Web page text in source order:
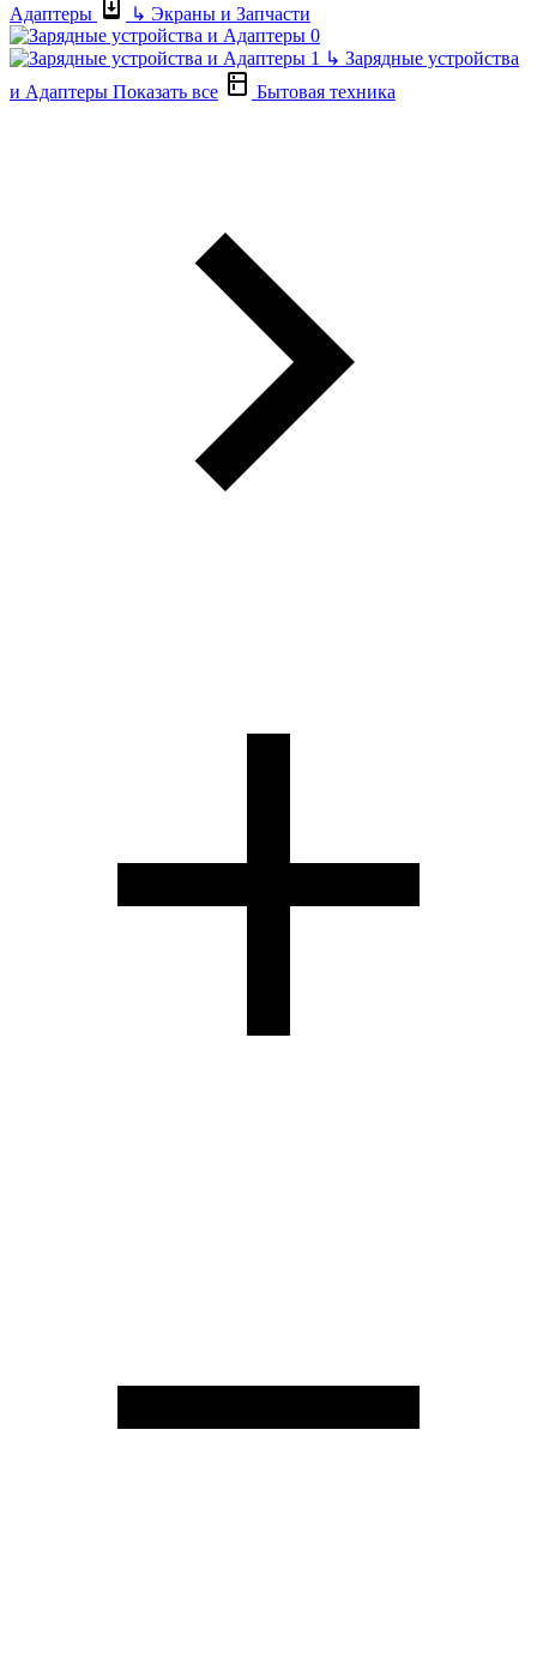
Адаптеры
↳ Экраны и Запчасти
↳ Зарядные устройства
и Адаптеры Показать все Бытовая техника